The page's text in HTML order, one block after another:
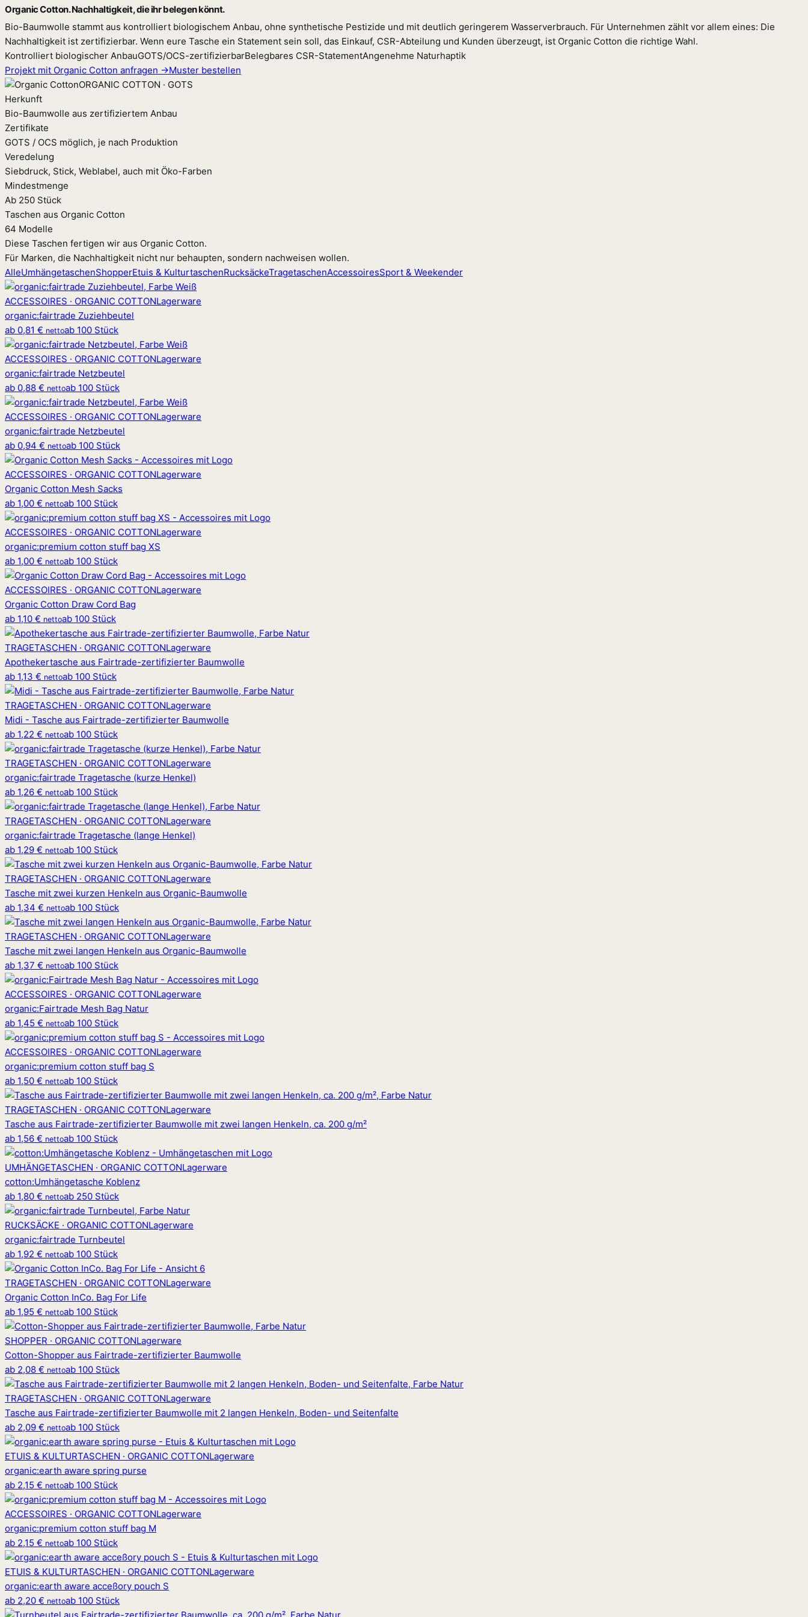
Organic Cotton. Nachhaltigkeit, die ihr belegen könnt.
Bio-Baumwolle stammt aus kontrolliert biologischem Anbau, ohne synthetische Pestizide und mit deutlich geringerem Wasserverbrauch. Für Unternehmen zählt vor allem eines: Die
Nachhaltigkeit ist zertifizierbar. Wenn eure Tasche ein Statement sein soll, das Einkauf, CSR-Abteilung und Kunden überzeugt, ist Organic Cotton die richtige Wahl.
Kontrolliert biologischer AnbauGOTS/OCS-zertifizierbarBelegbares CSR-StatementAngenehme Naturhaptik
Projekt mit Organic Cotton anfragen →Muster bestellen
ORGANIC COTTON · GOTS
Herkunft
Bio-Baumwolle aus zertifiziertem Anbau
Zertifikate
GOTS / OCS möglich, je nach Produktion
Veredelung
Siebdruck, Stick, Weblabel, auch mit Öko-Farben
Mindestmenge
Ab 250 Stück
Taschen aus Organic Cotton
64 Modelle
Diese Taschen fertigen wir aus Organic Cotton.
Für Marken, die Nachhaltigkeit nicht nur behaupten, sondern nachweisen wollen.
AlleUmhängetaschenShopperEtuis & KulturtaschenRucksäckeTragetaschenAccessoiresSport & Weekender
ACCESSOIRES · ORGANIC COTTONLagerware
organic:fairtrade Zuziehbeutel
ab 0,81 € nettoab 100 Stück
ACCESSOIRES · ORGANIC COTTONLagerware
organic:fairtrade Netzbeutel
ab 0,88 € nettoab 100 Stück
ACCESSOIRES · ORGANIC COTTONLagerware
organic:fairtrade Netzbeutel
ab 0,94 € nettoab 100 Stück
ACCESSOIRES · ORGANIC COTTONLagerware
Organic Cotton Mesh Sacks
ab 1,00 € nettoab 100 Stück
ACCESSOIRES · ORGANIC COTTONLagerware
organic:premium cotton stuff bag XS
ab 1,00 € nettoab 100 Stück
ACCESSOIRES · ORGANIC COTTONLagerware
Organic Cotton Draw Cord Bag
ab 1,10 € nettoab 100 Stück
TRAGETASCHEN · ORGANIC COTTONLagerware
Apothekertasche aus Fairtrade-zertifizierter Baumwolle
ab 1,13 € nettoab 100 Stück
TRAGETASCHEN · ORGANIC COTTONLagerware
Midi - Tasche aus Fairtrade-zertifizierter Baumwolle
ab 1,22 € nettoab 100 Stück
TRAGETASCHEN · ORGANIC COTTONLagerware
organic:fairtrade Tragetasche (kurze Henkel)
ab 1,26 € nettoab 100 Stück
TRAGETASCHEN · ORGANIC COTTONLagerware
organic:fairtrade Tragetasche (lange Henkel)
ab 1,29 € nettoab 100 Stück
TRAGETASCHEN · ORGANIC COTTONLagerware
Tasche mit zwei kurzen Henkeln aus Organic-Baumwolle
ab 1,34 € nettoab 100 Stück
TRAGETASCHEN · ORGANIC COTTONLagerware
Tasche mit zwei langen Henkeln aus Organic-Baumwolle
ab 1,37 € nettoab 100 Stück
ACCESSOIRES · ORGANIC COTTONLagerware
organic:Fairtrade Mesh Bag Natur
ab 1,45 € nettoab 100 Stück
ACCESSOIRES · ORGANIC COTTONLagerware
organic:premium cotton stuff bag S
ab 1,50 € nettoab 100 Stück
TRAGETASCHEN · ORGANIC COTTONLagerware
Tasche aus Fairtrade-zertifizierter Baumwolle mit zwei langen Henkeln, ca. 200 g/m²
ab 1,56 € nettoab 100 Stück
UMHÄNGETASCHEN · ORGANIC COTTONLagerware
cotton:Umhängetasche Koblenz
ab 1,80 € nettoab 250 Stück
RUCKSÄCKE · ORGANIC COTTONLagerware
organic:fairtrade Turnbeutel
ab 1,92 € nettoab 100 Stück
TRAGETASCHEN · ORGANIC COTTONLagerware
Organic Cotton InCo. Bag For Life
ab 1,95 € nettoab 100 Stück
SHOPPER · ORGANIC COTTONLagerware
Cotton-Shopper aus Fairtrade-zertifizierter Baumwolle
ab 2,08 € nettoab 100 Stück
TRAGETASCHEN · ORGANIC COTTONLagerware
Tasche aus Fairtrade-zertifizierter Baumwolle mit 2 langen Henkeln, Boden- und Seitenfalte
ab 2,09 € nettoab 100 Stück
ETUIS & KULTURTASCHEN · ORGANIC COTTONLagerware
organic:earth aware spring purse
ab 2,15 € nettoab 100 Stück
ACCESSOIRES · ORGANIC COTTONLagerware
organic:premium cotton stuff bag M
ab 2,15 € nettoab 100 Stück
ETUIS & KULTURTASCHEN · ORGANIC COTTONLagerware
organic:earth aware acceßory pouch S
ab 2,20 € nettoab 100 Stück